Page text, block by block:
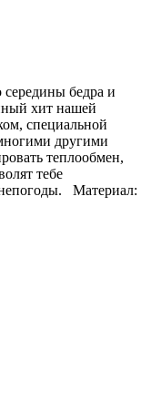
бедра и
хит нашей
специальной
другими
теплообмен,
тебе
Материал: